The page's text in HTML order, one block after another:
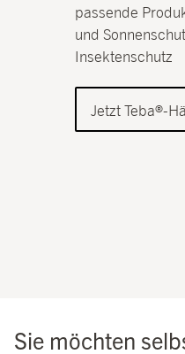
passende
und
Insektenschutz
Jetzt Teba®-
Sie möchten